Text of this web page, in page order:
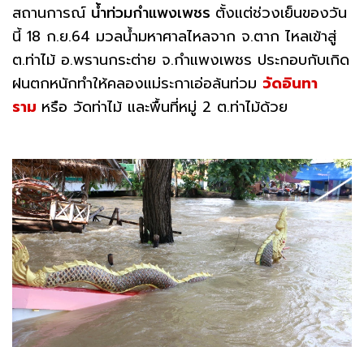
สถานการณ์ น้ำท่วมกำแพงเพชร ตั้งแต่ช่วงเย็นของวัน
นี้ 18 ก.ย.64 มวลน้ำมหาศาลไหลจาก จ.ตาก ไหลเข้าสู่
ต.ท่าไม้ อ.พรานกระต่าย จ.กำแพงเพชร ประกอบกับเกิด
ฝนตกหนักทำให้คลองแม่ระกาเอ่อล้นท่วม วัดอินทา
ราม หรือ วัดท่าไม้ และพื้นที่หมู่ 2 ต.ท่าไม้ด้วย